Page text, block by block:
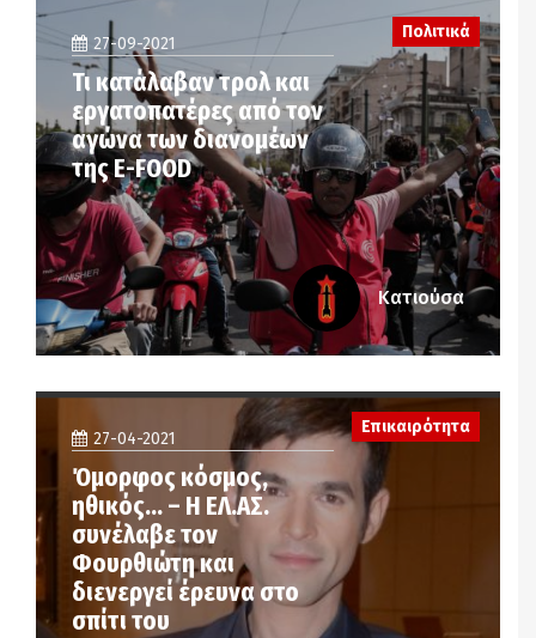
27-09-2021
Τι κατάλαβαν τρολ και
εργατοπατέρες από τον
αγώνα των διανομέων
της Ε-FOOD
Πολιτικά
Κατιούσα
27-04-2021
Όμορφος κόσμος,
ηθικός… – Η ΕΛ.ΑΣ.
συνέλαβε τον
Φουρθιώτη και
διενεργεί έρευνα στο
σπίτι του
Επικαιρότητα